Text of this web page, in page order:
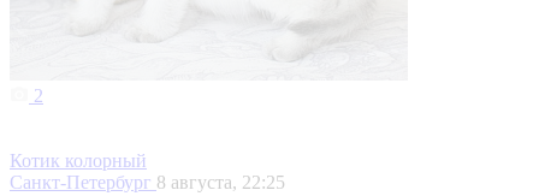
2
Котик колорный
Санкт-Петербург 8 августа, 22:25